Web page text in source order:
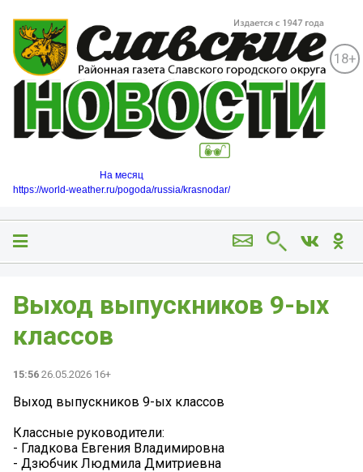
18+
На месяц
https://world-weather.ru/pogoda/russia/krasnodar/
Выход выпускников 9-ых
классов
15:56 26.05.2026 16+
Выход выпускников 9-ых классов
Классные руководители:
- Гладкова Евгения Владимировна
- Дзюбчик Людмила Дмитриевна